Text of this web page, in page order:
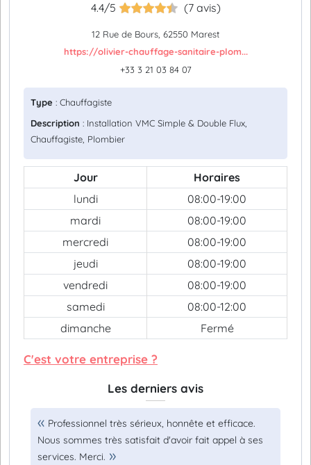
4.4/5 (7 avis)
12 Rue de Bours, 62550 Marest
https://olivier-chauffage-sanitaire-plom...
+33 3 21 03 84 07
Type : Chauffagiste
Description : Installation VMC Simple & Double Flux,
Chauffagiste, Plombier
Jour
Horaires
lundi
08:00-19:00
mardi
08:00-19:00
mercredi
08:00-19:00
jeudi
08:00-19:00
vendredi
08:00-19:00
samedi
08:00-12:00
dimanche
Fermé
C'est votre entreprise ?
Les derniers avis
Professionnel très sérieux, honnête et efficace.
Nous sommes très satisfait d'avoir fait appel à ses
services. Merci.